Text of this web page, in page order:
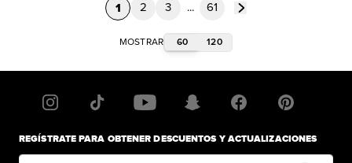
1 2 3 ... 61
MOSTRAR 60 120
REGÍSTRATE PARA OBTENER DESCUENTOS Y ACTUALIZACIONES